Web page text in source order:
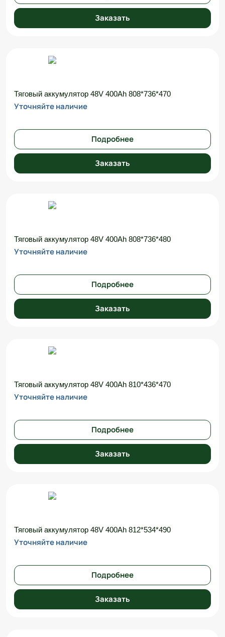
Заказать
Тяговый аккумулятор 48V 400Ah 808*736*470
Уточняйте наличие
Подробнее
Заказать
Тяговый аккумулятор 48V 400Ah 808*736*480
Уточняйте наличие
Подробнее
Заказать
Тяговый аккумулятор 48V 400Ah 810*436*470
Уточняйте наличие
Подробнее
Заказать
Тяговый аккумулятор 48V 400Ah 812*534*490
Уточняйте наличие
Подробнее
Заказать